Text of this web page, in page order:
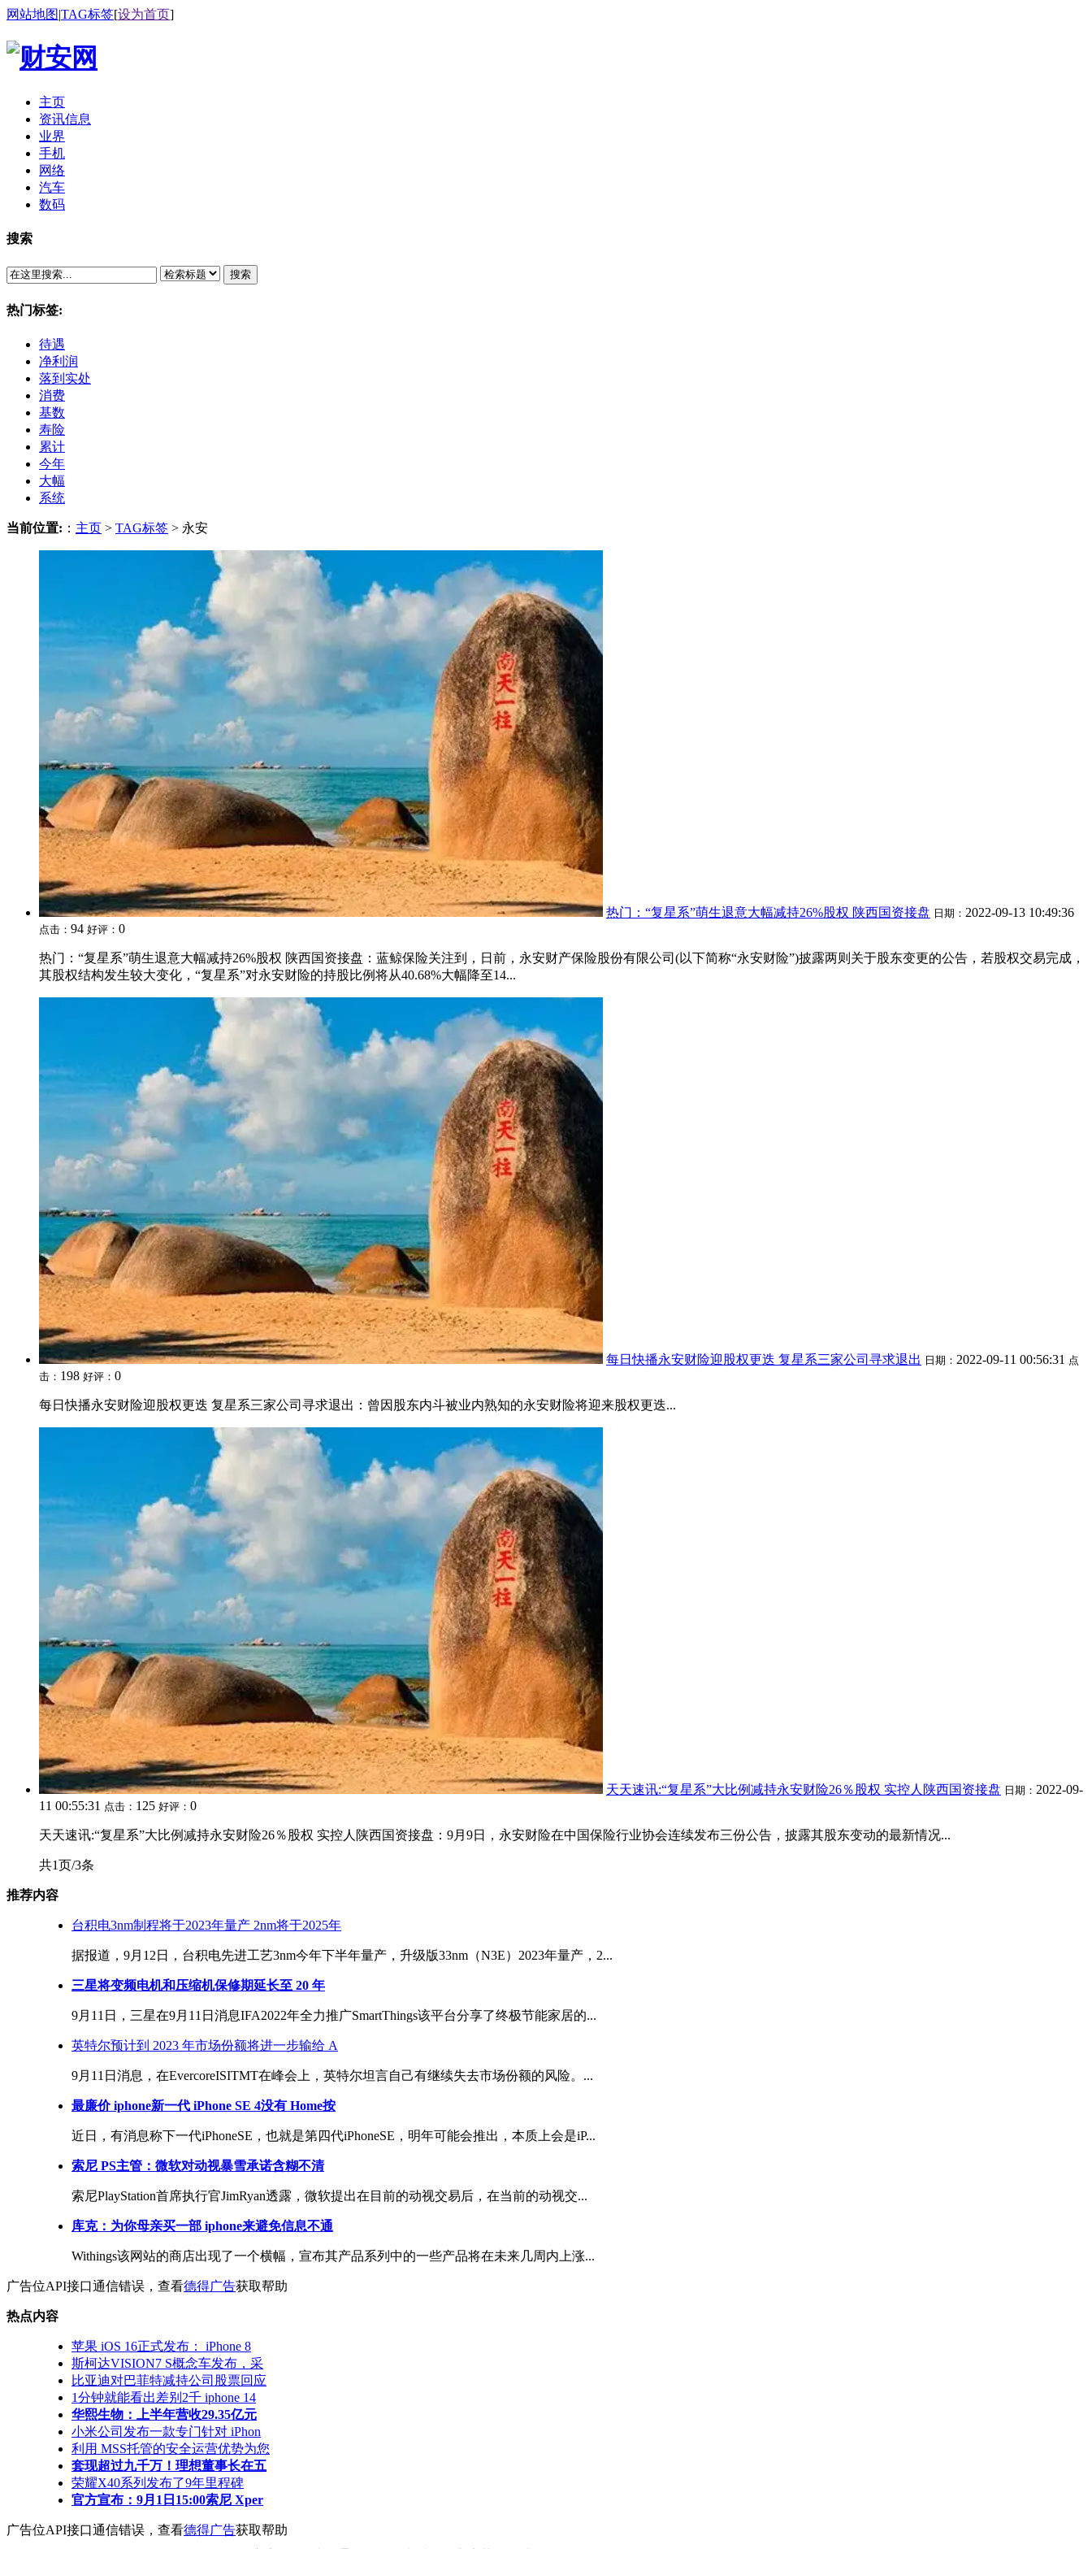
网站地图|TAG标签[设为首页]
主页
资讯信息
业界
手机
网络
汽车
数码
搜索
搜索
热门标签:
待遇
净利润
落到实处
消费
基数
寿险
累计
今年
大幅
系统
当前位置: ： 主页 > TAG标签 > 永安
热门：“复星系”萌生退意大幅减持26%股权 陕西国资接盘 日期： 2022-09-13 10:49:36
点击： 94 好评： 0
热门：“复星系”萌生退意大幅减持26%股权 陕西国资接盘：蓝鲸保险关注到，日前，永安财产保险股份有限公司(以下简称“永安财险”)披露两则关于股东变更的公告，若股权交易完成，
其股权结构发生较大变化，“复星系”对永安财险的持股比例将从40.68%大幅降至14...
每日快播永安财险迎股权更迭 复星系三家公司寻求退出 日期： 2022-09-11 00:56:31 点
击： 198 好评： 0
每日快播永安财险迎股权更迭 复星系三家公司寻求退出：曾因股东内斗被业内熟知的永安财险将迎来股权更迭...
天天速讯:“复星系”大比例减持永安财险26％股权 实控人陕西国资接盘 日期： 2022-09-
11 00:55:31 点击： 125 好评： 0
天天速讯:“复星系”大比例减持永安财险26％股权 实控人陕西国资接盘：9月9日，永安财险在中国保险行业协会连续发布三份公告，披露其股东变动的最新情况...
共1页/3条
推荐内容
台积电3nm制程将于2023年量产 2nm将于2025年
据报道，9月12日，台积电先进工艺3nm今年下半年量产，升级版33nm（N3E）2023年量产，2...
三星将变频电机和压缩机保修期延长至 20 年
9月11日，三星在9月11日消息IFA2022年全力推广SmartThings该平台分享了终极节能家居的...
英特尔预计到 2023 年市场份额将进一步输给 A
9月11日消息，在EvercoreISITMT在峰会上，英特尔坦言自己有继续失去市场份额的风险。...
最廉价 iphone新一代 iPhone SE 4没有 Home按
近日，有消息称下一代iPhoneSE，也就是第四代iPhoneSE，明年可能会推出，本质上会是iP...
索尼 PS主管：微软对动视暴雪承诺含糊不清
索尼PlayStation首席执行官JimRyan透露，微软提出在目前的动视交易后，在当前的动视交...
库克：为你母亲买一部 iphone来避免信息不通
Withings该网站的商店出现了一个横幅，宣布其产品系列中的一些产品将在未来几周内上涨...
广告位API接口通信错误，查看德得广告获取帮助
热点内容
苹果 iOS 16正式发布： iPhone 8
斯柯达VISION7 S概念车发布，采
比亚迪对巴菲特减持公司股票回应
1分钟就能看出差别2千 iphone 14
华熙生物：上半年营收29.35亿元
小米公司发布一款专门针对 iPhon
利用 MSS托管的安全运营优势为您
套现超过九千万！理想董事长在五
荣耀X40系列发布了9年里程碑
官方宣布：9月1日15:00索尼 Xper
广告位API接口通信错误，查看德得广告获取帮助